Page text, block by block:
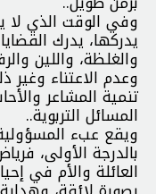
وفي الوقت الذي لا
يدركها، يدرك
والغلظة، واللين
وعدم الاعتناء
تنمية المشاعر
المسائل التربوية..
ويقع عبء
بالدرجة الأولى،
العائلة والأم في